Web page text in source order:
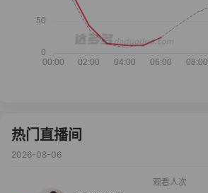
热门直播间
2026-08-06
观看人次